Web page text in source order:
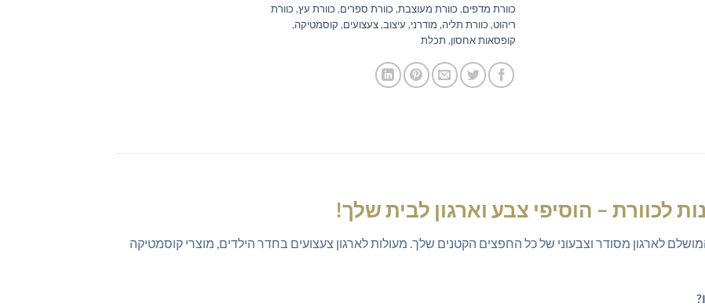
כוורת מדפים, כוורת מעוצבת, כוורת ספרים, כוורת עץ, כוורת
ריהוט, כוורת תליה, מודרני, עיצוב,צעצועים, קוסמטיקה,
קופסאות אחסון, תכלת
לכוורת – הוסיפי צבע וארגון לבית שלך!
לארגון מסודר וצבעוני של כל החפצים הקטנים שלך. מעולות לארגון צעצועים בחדר הילדים, מוצרי קוסמטיקה